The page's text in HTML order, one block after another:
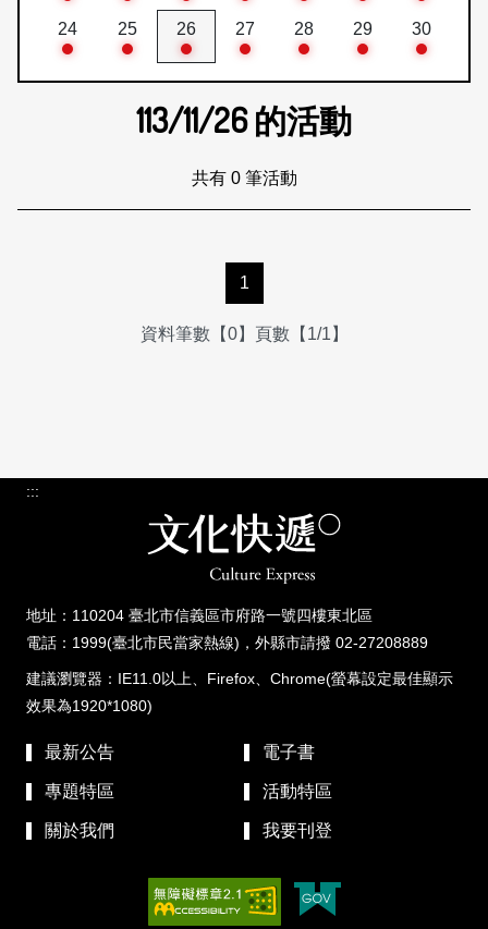
24 25 26 27 28 29 30
113/11/26的活動
共有 0 筆活動
1
資料筆數【0】頁數【1/1】
:::
地址：110204 臺北市信義區市府路一號四樓東北區
電話：1999(臺北市民當家熱線)，外縣市請撥 02-27208889
建議瀏覽器：IE11.0以上、Firefox、Chrome(螢幕設定最佳顯示
效果為1920*1080)
最新公告 電子書
專題特區 活動特區
關於我們 我要刊登